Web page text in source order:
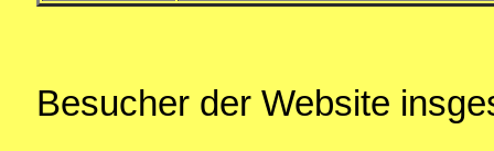
Besucher der Website